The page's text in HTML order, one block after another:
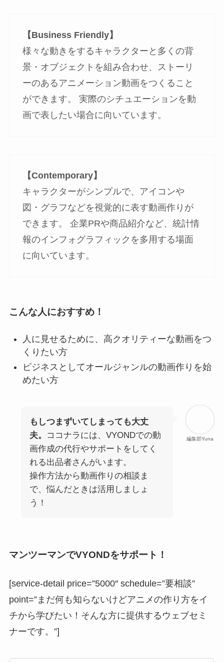
【Business Friendly】
様々な動きをするキャラクターと多くの背
景・オブジェクトを組み合わせ、ストーリ
ーのあるアニメーション動画をつくること
ができます。 実際のシチュエーションを動
画で表したい場合に向いています。
【Contemporary】
キャラクターがシンプルで、アイコンや
図・グラフなどを視覚的に表す動画作りが
できます。 企業PRや商品紹介など、統計情
報のインフォグラフィックを多用する場面
に向いています。
こんな人におすすめ！
人に見せるために、高クオリティーな動画をつ
くりたい方
ビジネスとしてオールジャンルの動画作りを始
めたい方
編集部Yuna
もしつまずいてしまっても大丈
夫。
ココナラには、VYONDでの動
画作成の代行やサポートをしてく
れる出品者さんがいます。
操作方法から動画作りの相談ま
で、悩んだときは活用しましょ
う！
マンツーマンでVYONDをサポート！
[service-detail price=”5000″ schedule=”要相談”
point=”まだ何も知らないけどアニメの作り方をイ
チから学びたい！そんな方に提供するウェブセミ
ナーです。”]